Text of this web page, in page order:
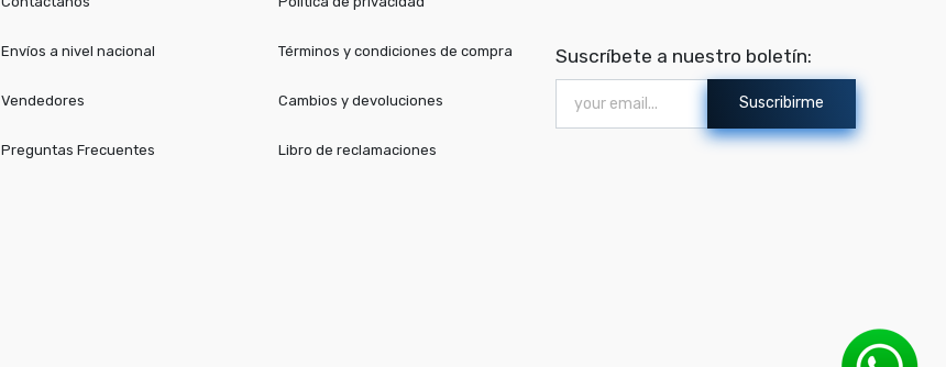
Envíos a nivel nacional
Vendedores
Preguntas Frecuentes
Términos y condiciones de compra
Cambios y devoluciones
Libro de reclamaciones
Suscríbete a nuestro boletín:
Suscribirme